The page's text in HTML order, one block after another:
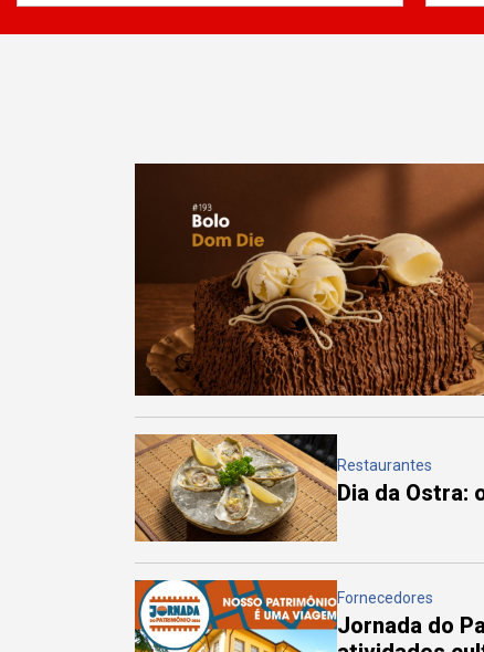
Restaurantes
Dia da Ostra:
Fornecedores
Jornada do